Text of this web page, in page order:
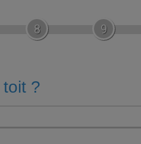
8 9
?